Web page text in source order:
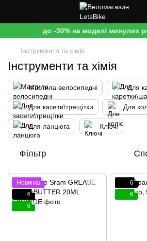
до -30% на моделі минулих
Інструменти та хімія
Інструменти та хімія
Мастила велосипедні Для
Для касети\трещітки Для
Для ланцюга Ключі
Фільтр
Новинка
6
6
6
6